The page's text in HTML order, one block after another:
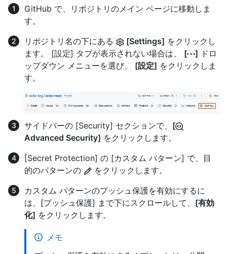
GitHub で、リポジトリのメイン ページに移動しま
す。
リポジトリ名の下にある
[Settings] をクリックし
ます。 [設定] タブが表示されない場合は、 [ ] ドロ
ップダウン メニューを選び、 [設定] をクリックしま
す。
サイドバーの [Security] セクションで、 [
Advanced Security] をクリックします。
[Secret Protection] の [カスタム パターン] で、目
的のパターンの
をクリックします。
カスタム パターンのプッシュ保護を有効にするに
は、[プッシュ保護] まで下にスクロールして、 [有効
化] をクリックします。
メモ